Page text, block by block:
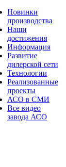
Новинки
производства
Наши
достижения
Информация
Развитие
дилерской сети
Технологии
Реализованные
проекты
АСО в СМИ
Все видео
завода АСО